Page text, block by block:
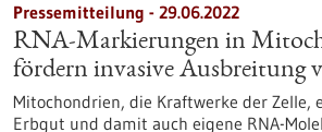
Pressemitteilung - 29.06.2022
RNA-Markierungen in
fördern invasive Ausbreitung
Mitochondrien, die Kraftwerke der Zelle,
Erbgut und damit auch eigene RNA-